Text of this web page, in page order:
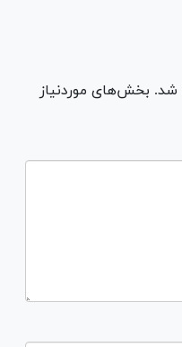
شد. بخش‌های موردنیاز